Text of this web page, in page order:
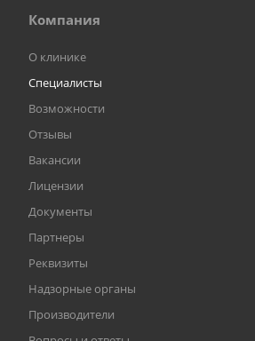
Компания
О клинике
Специалисты
Возможности
Отзывы
Вакансии
Лицензии
Документы
Партнеры
Реквизиты
Надзорные органы
Производители